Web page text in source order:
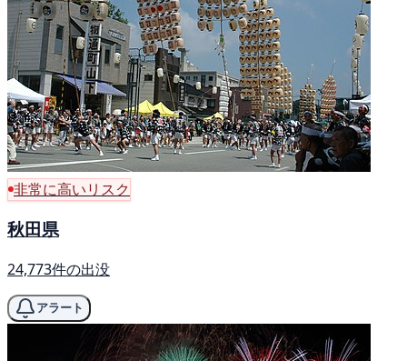
非常に高いリスク
秋田県
24,773件の出没
アラート